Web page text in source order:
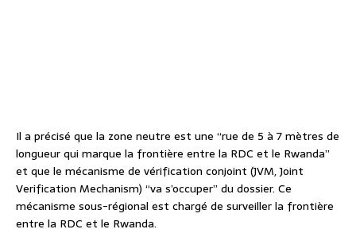
Il a précisé que la zone neutre est une “rue de 5 à 7 mètres de
longueur qui marque la frontière entre la RDC et le Rwanda”
et que le mécanisme de vérification conjoint (JVM, Joint
Verification Mechanism) “va s’occuper” du dossier. Ce
mécanisme sous-régional est chargé de surveiller la frontière
entre la RDC et le Rwanda.